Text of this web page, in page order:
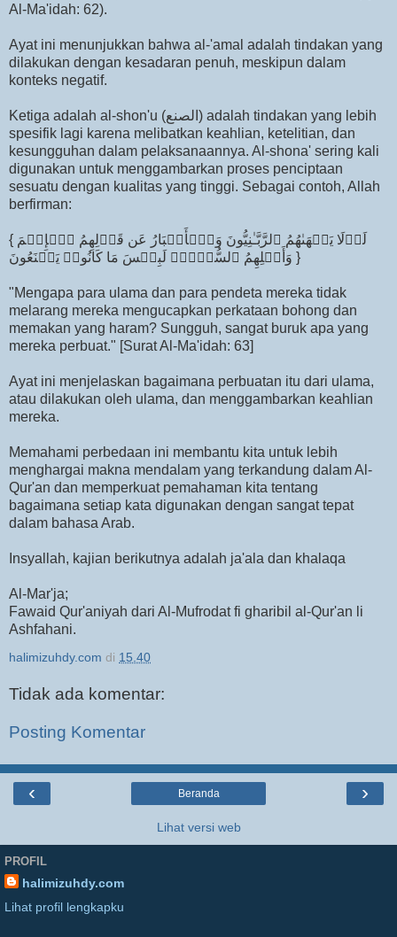
Al-Ma'idah: 62).
Ayat ini menunjukkan bahwa al-'amal adalah tindakan yang
dilakukan dengan kesadaran penuh, meskipun dalam
konteks negatif.
Ketiga adalah al-shon'u (الصنع) adalah tindakan yang lebih
spesifik lagi karena melibatkan keahlian, ketelitian, dan
kesungguhan dalam pelaksanaannya. Al-shona' sering kali
digunakan untuk menggambarkan proses penciptaan
sesuatu dengan kualitas yang tinggi. Sebagai contoh, Allah
berfirman:
{ لَوۡلَا یَنۡهَىٰهُمُ ٱلرَّبَّـٰنِیُّونَ وَٱلۡأَحۡبَارُ عَن قَوۡلِهِمُ ٱلۡإِثۡمَ
وَأَكۡلِهِمُ ٱلسُّحۡتَۚ لَبِئۡسَ مَا كَانُوا۟ یَصۡنَعُونَ }
"Mengapa para ulama dan para pendeta mereka tidak
melarang mereka mengucapkan perkataan bohong dan
memakan yang haram? Sungguh, sangat buruk apa yang
mereka perbuat." [Surat Al-Ma'idah: 63]
Ayat ini menjelaskan bagaimana perbuatan itu dari ulama,
atau dilakukan oleh ulama, dan menggambarkan keahlian
mereka.
Memahami perbedaan ini membantu kita untuk lebih
menghargai makna mendalam yang terkandung dalam Al-
Qur'an dan memperkuat pemahaman kita tentang
bagaimana setiap kata digunakan dengan sangat tepat
dalam bahasa Arab.
Insyallah, kajian berikutnya adalah ja'ala dan khalaqa
Al-Mar'ja;
Fawaid Qur'aniyah dari Al-Mufrodat fi gharibil al-Qur'an li
Ashfahani.
halimizuhdy.com di 15.40
Tidak ada komentar:
Posting Komentar
‹ ›
Beranda
Lihat versi web
PROFIL
halimizuhdy.com
Lihat profil lengkapku